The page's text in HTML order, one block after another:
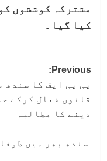
مشترکہ کوششوں
کیا گیا۔
Post
navigation
Previous:
پی پی ایف کا سندھ
قانون فعال کرکے
دینے کا مطالبہ
سندھ بھر میں